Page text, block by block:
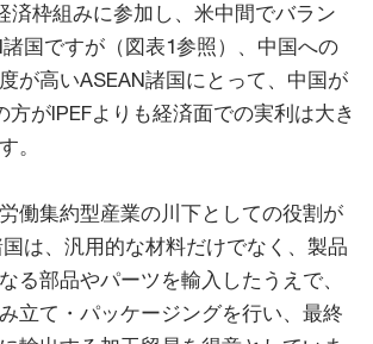
済枠組みに参加し、米中間でバラン
国ですが（図表1参照）、中国への
が高いASEAN諸国にとって、中国が
方がIPEFよりも経済面での実利は大き
。
働集約型産業の川下としての役割が
は、汎用的な材料だけでなく、製品
る部品やパーツを輸入したうえで、
立て・パッケージングを行い、最終